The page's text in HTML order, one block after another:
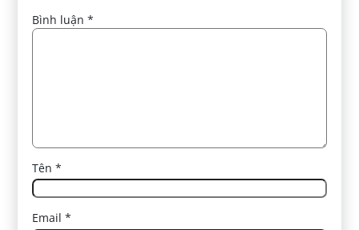
Bình luận*
Tên*
Email*